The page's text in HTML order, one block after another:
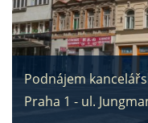
Podnájem
Praha 1 - ul.